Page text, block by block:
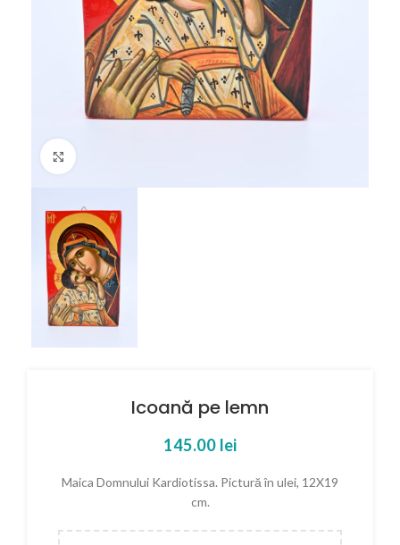
Icoană pe lemn
145.00 lei
Maica Domnului Kardiotissa. Pictură în ulei, 12X19
cm.